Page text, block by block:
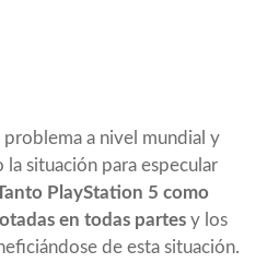
problema a nivel mundial y
situación para especular
PlayStation 5 como
en todas partes y los
de esta situación.